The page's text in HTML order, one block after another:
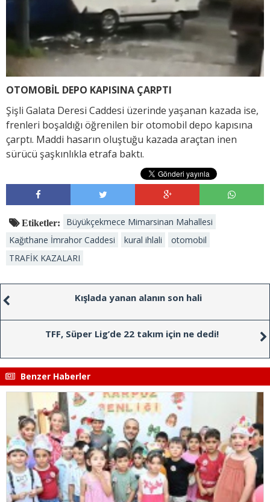
OTOMOBİL DEPO KAPISINA ÇARPTI
Şişli Galata Deresi Caddesi üzerinde yaşanan kazada ise,
frenleri boşaldığı öğrenilen bir otomobil depo kapısına
çarptı. Maddi hasarın oluştuğu kazada araçtan inen
sürücü şaşkınlıkla etrafa baktı.
Etiketler:
Büyükçekmece Mimarsinan Mahallesi
Kağıthane İmrahor Caddesi
kural ihlali
otomobil
TRAFİK KAZALARI
Kışlada yanan alanın son hali
TFF, Süper Lig’de 22 takım için ne dedi!
Benzer Haberler